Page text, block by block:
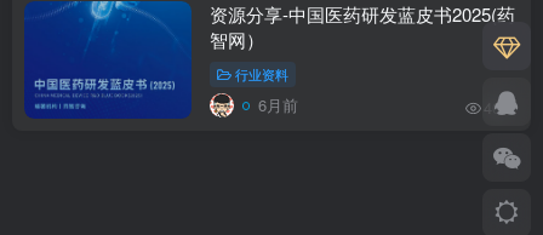
资源分享-中国医药研发蓝皮书2025(药
智网）
行业资料
6月前 409